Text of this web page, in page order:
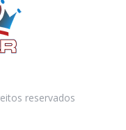
reservados